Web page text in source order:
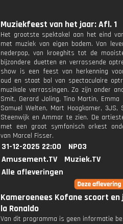
Muziekfeest van het jaar: Afl. 1
Het grootste spektakel aan het eind
met muziek van eigen bodem. Van
nederpop, van kroeghits tot de
bijzondere duetten en verrassende
show is een feest van herkenning
oud en staat bol van spectaculaire
muzikale verrassingen. Zo zijn onder
Smit, Gerard Joling, Tino Martin, Emma
Samuel Welten, Mart Hoogkamer, 3JS,
Steenwijk en Ammar te zien. De
met een groot symfonisch orkest
van Marcel Fisser.
31-12-2025 22:00
NPO3
Amusement.TV
Muziek.TV
Alle afleveringen
Kameroenees Kofane scoort en
la Ronaldo
Van dit programma is geen informatie